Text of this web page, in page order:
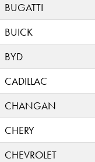
BUGATTI
BUICK
BYD
CADILLAC
CHANGAN
CHERY
CHEVROLET